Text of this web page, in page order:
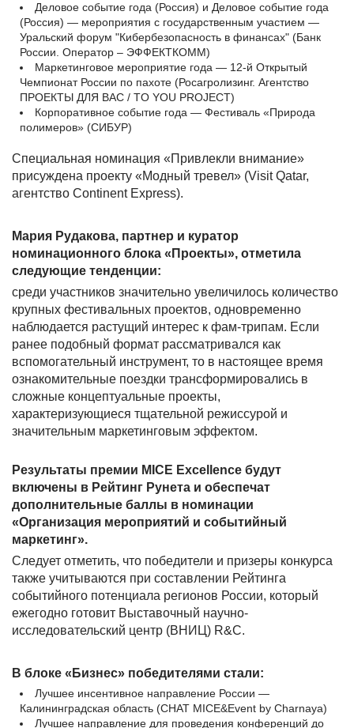
Деловое событие года (Россия) и Деловое событие года
(Россия) — мероприятия с государственным участием —
Уральский форум "Кибербезопасность в финансах" (Банк
России. Оператор – ЭФФЕКТКОММ)
Маркетинговое мероприятие года — 12-й Открытый
Чемпионат России по пахоте (Росагролизинг. Агентство
ПРОЕКТЫ ДЛЯ ВАС / TO YOU PROJECT)
Корпоративное событие года — Фестиваль «Природа
полимеров» (СИБУР)
Специальная номинация «Привлекли внимание»
присуждена проекту «Модный тревел» (Visit Qatar,
агентство Continent Express).
Мария Рудакова, партнер и куратор
номинационного блока «Проекты», отметила
следующие тенденции:
среди участников значительно увеличилось количество
крупных фестивальных проектов, одновременно
наблюдается растущий интерес к фам-трипам. Если
ранее подобный формат рассматривался как
вспомогательный инструмент, то в настоящее время
ознакомительные поездки трансформировались в
сложные концептуальные проекты,
характеризующиеся тщательной режиссурой и
значительным маркетинговым эффектом.
Результаты премии MICE Excellence будут
включены в Рейтинг Рунета и обеспечат
дополнительные баллы в номинации
«Организация мероприятий и событийный
маркетинг».
Следует отметить, что победители и призеры конкурса
также учитываются при составлении Рейтинга
событийного потенциала регионов России, который
ежегодно готовит Выставочный научно-
исследовательский центр (ВНИЦ) R&C.
В блоке «Бизнес» победителями стали:
Лучшее инсентивное направление России —
Калининградская область (CHAT MICE&Event by Charnaya)
Лучшее направление для проведения конференций до